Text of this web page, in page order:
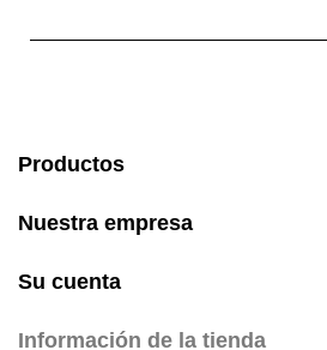
Productos
Nuestra empresa
Su cuenta
Información de la tienda